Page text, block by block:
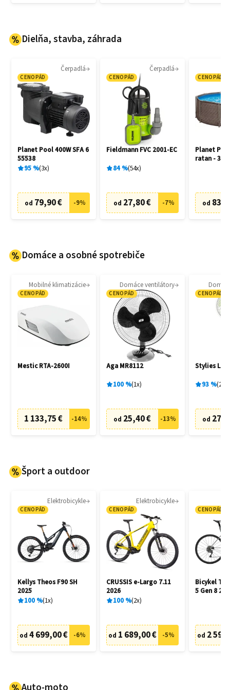
Dielňa, stavba, záhrada
Čerpadlá
CENOPÁD
Planet Pool 400W SFA 6
55538
95% 3x
od 79,90 € -9%
Čerpadlá
CENOPÁD
Fieldmann FVC 2001-EC
84% 54x
od 27,80 € -7%
CENOPÁD
Planet
ratan - 305
od
Domáce a osobné spotrebiče
Mobilné klimatizácie
CENOPÁD
Mestic RTA-2600I
1 133,75 € -14%
Domáce ventilátory
CENOPÁD
Aga MR8112
100% 1x
od 25,40 € -13%
CENOPÁD
Stylies
93% 2
od
Šport a outdoor
Elektrobicykle
CENOPÁD
Kellys Theos F90 SH
2025
100% 1x
od 4 699,00 € -6%
Elektrobicykle
CENOPÁD
CRUSSIS e-Largo 7.11
2026
100% 2x
od 1 689,00 € -5%
CENOPÁD
Bicykel
5 Gen 8
od 2